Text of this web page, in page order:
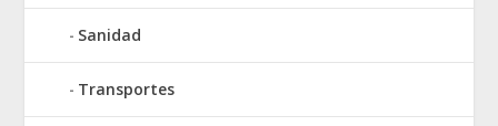
Sanidad
Transportes